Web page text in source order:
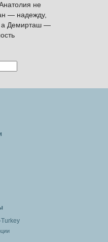
не
— надежду,
а Демирташ —